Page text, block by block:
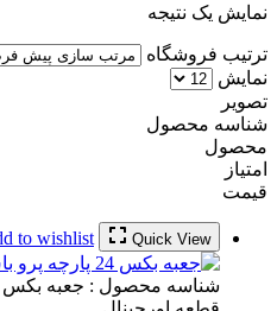
نمایش یک نتیجه
ترتیب فروشگاه
نمایش
تصویر
شناسه محصول
محصول
امتیاز
قیمت
Quick View
to wishlist
شناسه محصول : جعبه بکس 24pcs-PB